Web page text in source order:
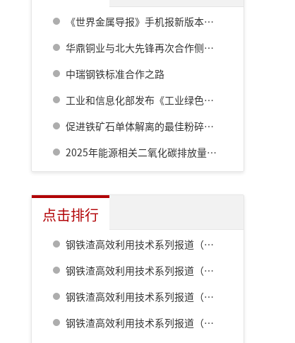
《世界金属导报》手机报新版本发布，免费下载，免费看
华鼎铜业与北大先锋再次合作侧吹炉配套6000立方制氧项目
中瑞钢铁标准合作之路
工业和信息化部发布《工业绿色低碳发展“十五五”规划》
促进铁矿石单体解离的最佳粉碎方法研究
2025年能源相关二氧化碳排放量同比增长0.4%至381亿吨
点击排行
钢铁渣高效利用技术系列报道（一） 室兰钢铁厂用钢渣骨料配制重混凝土的研究
钢铁渣高效利用技术系列报道（二） 鹿岛钢铁厂钢铁渣利用技术的开发
钢铁渣高效利用技术系列报道（五） 八幡厂钢铁渣的利用
钢铁渣高效利用技术系列报道（三） 名古屋厂铁水预处理炉渣肥料化的开发